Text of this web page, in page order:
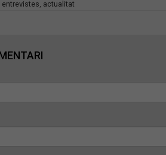
entrevistes, actualitat